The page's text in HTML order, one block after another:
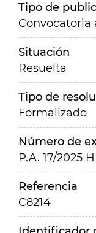
Tipo de
Situación
Resuelta
Tipo de
Formalizado
Número de
P.A. 17/2025
Referencia
C8214